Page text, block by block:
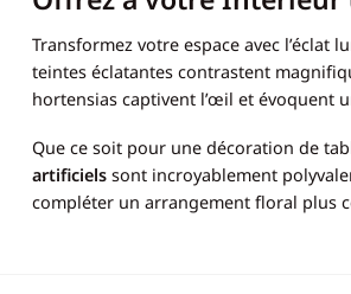
Transformez votre espace avec l’éclat
teintes éclatantes contrastent
hortensias captivent l’œil et évoquent
Que ce soit pour une décoration de
artificiels sont incroyablement
compléter un arrangement floral plus